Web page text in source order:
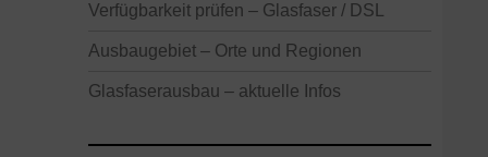
Verfügbarkeit prüfen – Glasfaser / DSL
Ausbaugebiet – Orte und Regionen
Glasfaserausbau – aktuelle Infos